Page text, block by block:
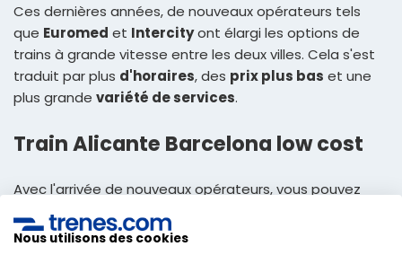
Ces dernières années, de nouveaux opérateurs tels
que Euromed et Intercityont élargi les options de
trains à grande vitesse entre les deux villes. Cela s'est
traduit par plus d'horaires, des prix plus bas et une
plus grande variété de services.
Train Alicante Barcelona low cost
Avec l'arrivée de nouveaux opérateurs, vous pouvez
trouver des
les trains low cost d'Alicante à Barcelone. Tant
Nous utilisons des cookies